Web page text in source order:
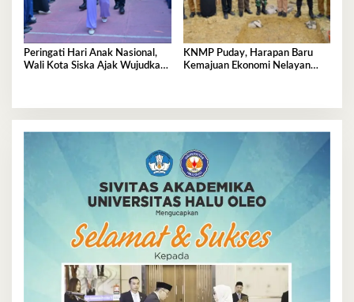
Peringati Hari Anak Nasional,
Wali Kota Siska Ajak Wujudkan
KNMP Puday, Harapan Baru
Kemajuan Ekonomi Nelayan